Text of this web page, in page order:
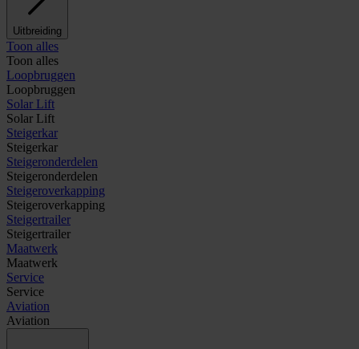
Uitbreiding
Toon alles
Toon alles
Loopbruggen
Loopbruggen
Solar Lift
Solar Lift
Steigerkar
Steigerkar
Steigeronderdelen
Steigeronderdelen
Steigeroverkapping
Steigeroverkapping
Steigertrailer
Steigertrailer
Maatwerk
Maatwerk
Service
Service
Aviation
Aviation